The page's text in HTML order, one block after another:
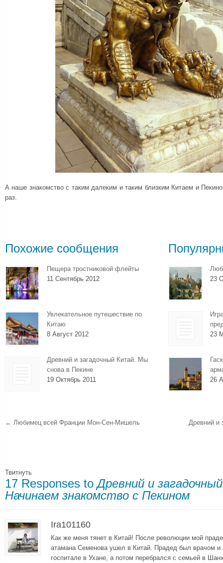
А наше знакомство с таким далеким и таким близким Китаем и
раз.
Похожие сообщения
Пещера тростниковой флейты
11 Сентябрь 2012
Увлекательное путешествие по
Китаю
8 Август 2012
Древний и загадочный Китай. Мы
снова в Пекине
19 Октябрь 2011
23
23
26
← Любимец всей Франции Мон-Сен-Мишель Древний и
Твитнуть
17 Responses toДревний и
Начинаем знакомство с Пекином
Ira101160
Как же меня тянет в Китай! После революции мой
атамана Семенова ушел в Китай. Прадед был врачом и
госпитале в Ухане, а потом перебрался с семьей в